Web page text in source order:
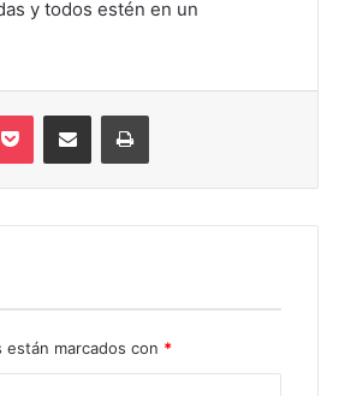
y todos estén en un
Pocket Compartir por correo electrónicoImprimir
están marcados con *